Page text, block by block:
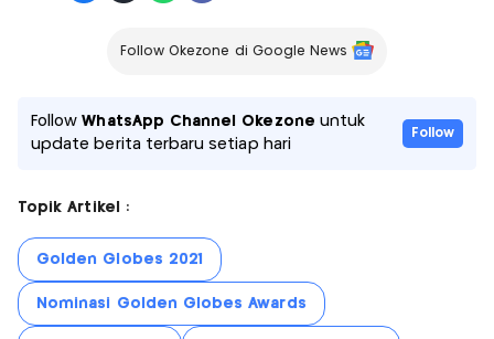
Follow Okezone di Google News
FollowWhatsApp Channel Okezone untuk
update berita terbaru setiap hari
Follow
Topik Artikel :
Golden Globes 2021
Nominasi Golden Globes Awards